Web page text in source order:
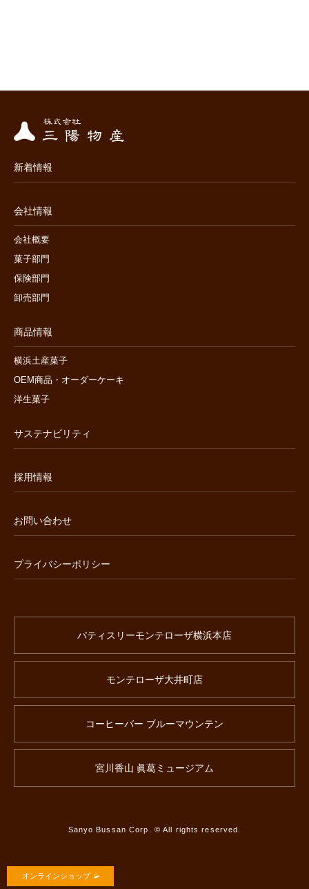
新着情報
会社情報
会社概要
菓子部門
保険部門
卸売部門
商品情報
横浜土産菓子
OEM商品・オーダーケーキ
洋生菓子
サステナビリティ
採用情報
お問い合わせ
プライバシーポリシー
パティスリーモンテローザ横浜本店
モンテローザ大井町店
コーヒーバー ブルーマウンテン
宮川香山 眞葛ミュージアム
Sanyo Bussan Corp. © All rights reserved.
オンラインショップ